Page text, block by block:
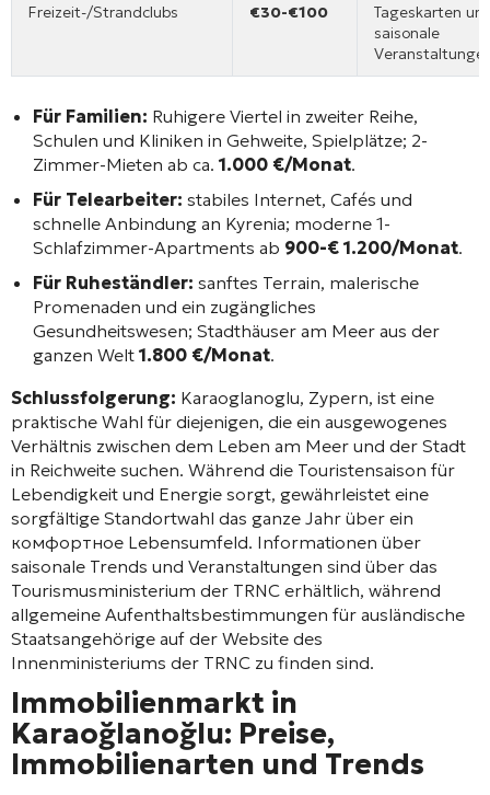
Freizeit-/Strandclubs €30-€100
Tageskarten
saisonale
Für Familien: Ruhigere Viertel in zweiter Reihe,
Schulen und Kliniken in Gehweite, Spielplätze; 2-
Zimmer-Mieten ab ca. 1.000 €/Monat.
Für Telearbeiter: stabiles Internet, Cafés und
schnelle Anbindung an Kyrenia; moderne 1-
Schlafzimmer-Apartments ab 900-€ 1.200/Monat.
Für Ruheständler: sanftes Terrain, malerische
Promenaden und ein zugängliches
Gesundheitswesen; Stadthäuser am Meer aus der
ganzen Welt 1.800 €/Monat.
Schlussfolgerung: Karaoglanoglu, Zypern, ist eine
praktische Wahl für diejenigen, die ein ausgewogenes
Verhältnis zwischen dem Leben am Meer und der Stadt
in Reichweite suchen. Während die Touristensaison für
Lebendigkeit und Energie sorgt, gewährleistet eine
sorgfältige Standortwahl das ganze Jahr über ein
комфортное Lebensumfeld. Informationen über
saisonale Trends und Veranstaltungen sind über das
Tourismusministerium der TRNC erhältlich, während
allgemeine Aufenthaltsbestimmungen für ausländische
Staatsangehörige auf der Website des
Innenministeriums der TRNC zu finden sind.
Immobilienmarkt in
Karaoğlanoğlu: Preise,
Immobilienarten und Trends